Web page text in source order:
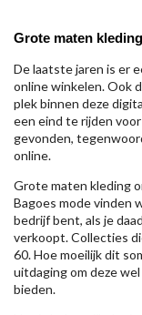
Grote maten
De laatste jaren is er
online winkelen. Ook
plek binnen deze
een eind te rijden
gevonden,
online.
Grote maten kleding
Bagoes mode vinden
bedrijf bent, als je
verkoopt. Collecties
60. Hoe moeilijk dit
uitdaging om deze
bieden.